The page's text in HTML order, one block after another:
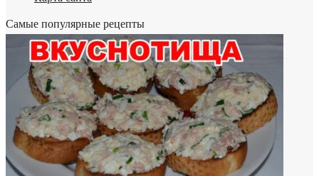
Самые популярные рецепты